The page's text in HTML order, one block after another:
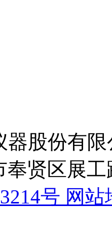
股份有限
贤区展工
号 网站